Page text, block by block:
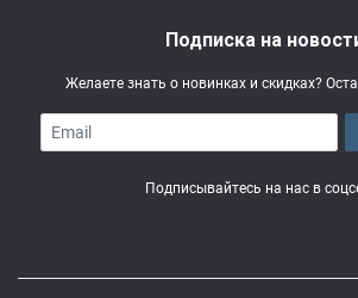
Подписка на
Желаете знать о новинках и скидках?
Email
Подписывайтесь на нас в